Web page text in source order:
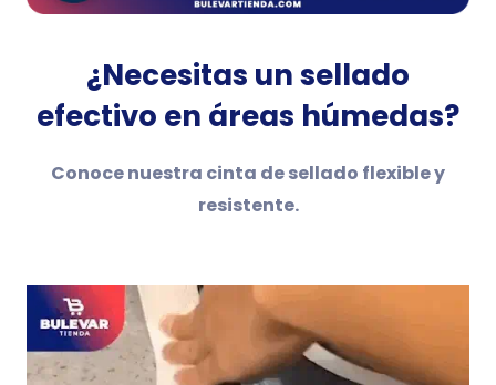
¿Necesitas un sellado
efectivo en áreas húmedas?
Conoce nuestra cinta de sellado flexible y
resistente.